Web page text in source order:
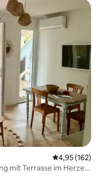
4,95 (162)
mit Terrasse im Herzen